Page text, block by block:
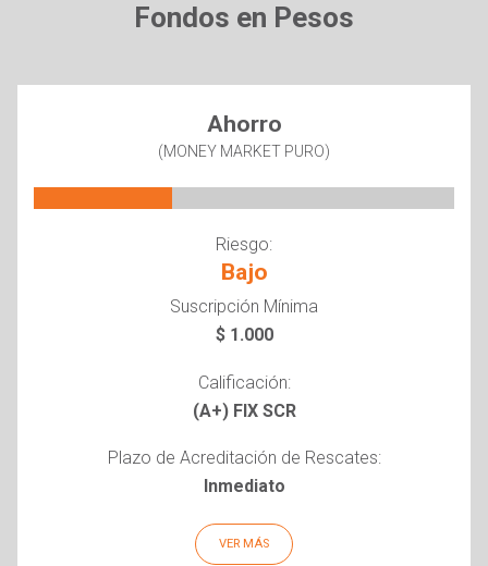
Fondos en Pesos
Ahorro
(MONEY MARKET PURO)
Riesgo:
Bajo
Suscripción Mínima
$ 1.000
Calificación:
(A+) FIX SCR
Plazo de Acreditación de Rescates:
Inmediato
VER MÁS